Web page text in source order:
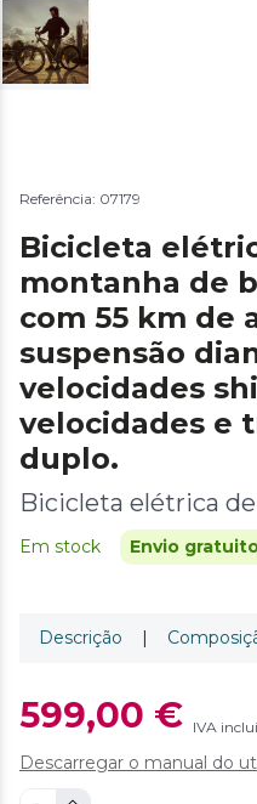
Referência: 07179
Bicicleta
montanha de
com 55 km de
suspensão
velocidades
velocidades e
duplo.
Bicicleta elétrica
Em stock Envio
Descrição |
599,00 € IVA
Descarregar o manual do